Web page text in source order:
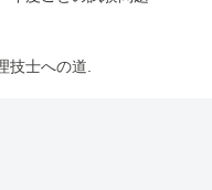
技士への道.